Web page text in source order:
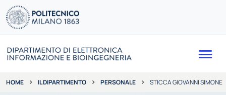
HOME IL DIPARTIMENTO PERSONALE STICCA GIOVANNI SIMONE